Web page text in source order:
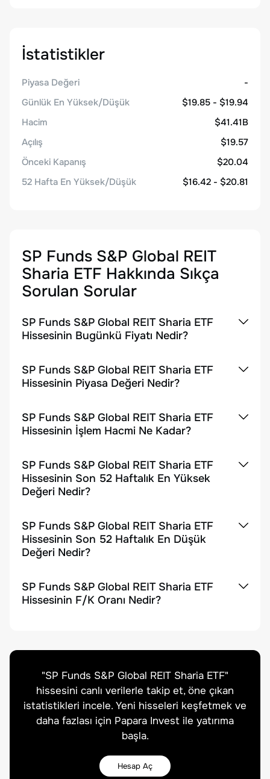
İstatistikler
Piyasa Değeri
-
Günlük En Yüksek/Düşük
$19.85 - $19.94
Hacim
$41.41B
Açılış
$19.57
Önceki Kapanış
$20.04
52 Hafta En Yüksek/Düşük
$16.42 - $20.81
SP Funds S&P Global REIT
Sharia ETF Hakkında Sıkça
Sorulan Sorular
SP Funds S&P Global REIT Sharia ETF
Hissesinin Bugünkü Fiyatı Nedir?
SP Funds S&P Global REIT Sharia ETF
Hissesinin Piyasa Değeri Nedir?
SP Funds S&P Global REIT Sharia ETF
Hissesinin İşlem Hacmi Ne Kadar?
SP Funds S&P Global REIT Sharia ETF
Hissesinin Son 52 Haftalık En Yüksek
Değeri Nedir?
SP Funds S&P Global REIT Sharia ETF
Hissesinin Son 52 Haftalık En Düşük
Değeri Nedir?
SP Funds S&P Global REIT Sharia ETF
Hissesinin F/K Oranı Nedir?
"SP Funds S&P Global REIT Sharia ETF"
hissesini canlı verilerle takip et, öne çıkan
istatistikleri incele. Yeni hisseleri keşfetmek ve
daha fazlası için Papara Invest ile yatırıma
başla.
Hesap Aç